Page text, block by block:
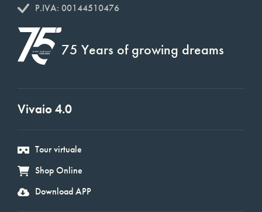
P.IVA: 00144510476
75 Years of growing dreams
Vivaio 4.0
Tour virtuale
Shop Online
Download APP